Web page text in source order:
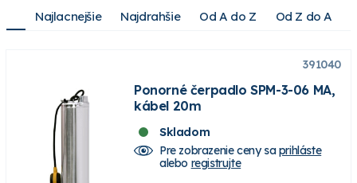
Najlacnejšie Najdrahšie Od A do Z Od Z do A
391040
Ponorné čerpadlo SPM-3-06 MA,
kábel 20m
Skladom
Pre zobrazenie ceny saprihláste
alebo registrujte